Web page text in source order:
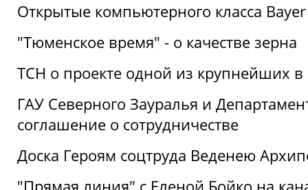
Открытые компьютерного класса Bayer
"Тюменское время" - о качестве зерна
ТСН о проекте одной из крупнейших
ГАУ Северного Зауралья и
соглашение о сотрудничестве
Доска Героям соцтруда Веденею
"Прямая линия" с Еленой Бойко на